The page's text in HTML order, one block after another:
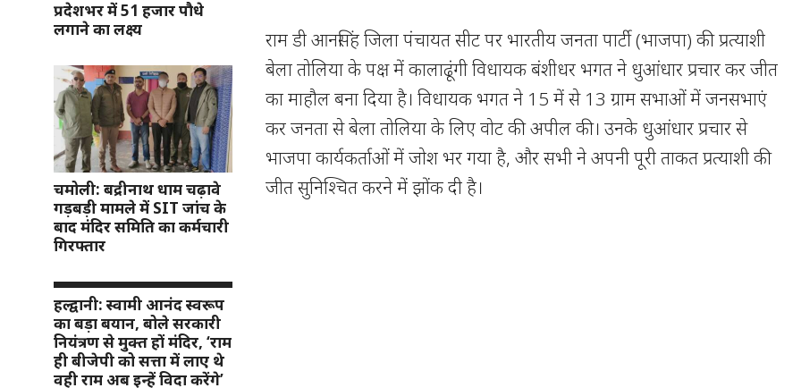
प्रदेशभर में 51 हजार पौधे
लगाने का लक्ष्य
चमोली: बद्रीनाथ धाम चढ़ावे
गड़बड़ी मामले में SIT जांच के
बाद मंदिर समिति का कर्मचारी
गिरफ्तार
हल्द्वानी: स्वामी आनंद स्वरूप
का बड़ा बयान, बोले सरकारी
नियंत्रण से मुक्त हों मंदिर, ‘राम
ही बीजेपी को सत्ता में लाए थे
वही राम अब इन्हें विदा करेंगे’
राम डी आनसिंह जिला पंचायत सीट पर भारतीय जनता पार्टी (भाजपा) की प्रत्याशी
बेला तोलिया के पक्ष में कालाढूंगी विधायक बंशीधर भगत ने धुआंधार प्रचार कर जीत
का माहौल बना दिया है। विधायक भगत ने 15 में से 13 ग्राम सभाओं में जनसभाएं
कर जनता से बेला तोलिया के लिए वोट की अपील की। उनके धुआंधार प्रचार से
भाजपा कार्यकर्ताओं में जोश भर गया है, और सभी ने अपनी पूरी ताकत प्रत्याशी की
जीत सुनिश्चित करने में झोंक दी है।